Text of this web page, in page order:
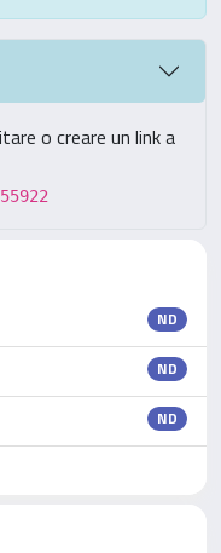
o creare un link a
ND
ND
ND